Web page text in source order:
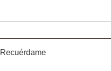
Recuérdame